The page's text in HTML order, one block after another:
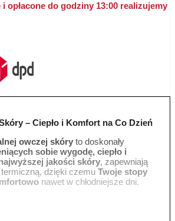
i opłacone do godziny 13:00 realizujemy
– Ciepło i Komfort na Co Dzień
owczej skóry to doskonały
sobie wygodę, ciepło i
jakości skóry, zapewniają
termiczną, dzięki czemu Twoje stopy
nawet w chłodniejsze dni.